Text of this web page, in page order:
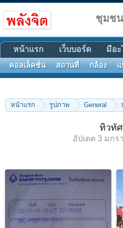
หน้าแรก รูปภาพ General
ทิวทั
อัปเดต 3 มกร
ชุมช
หน้าแรก เว็บบอร์ด มีอะ
คอลเล็คชั่น สถานที่ กล้อง แ